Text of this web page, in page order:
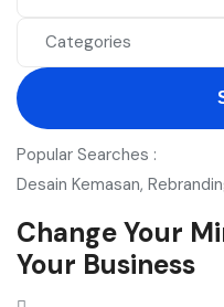
Popular Searches :
Desain Kemasan,
Change Your
Your Business